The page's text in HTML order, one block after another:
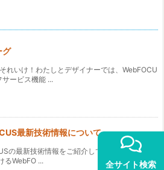
グ
れいけ！わたしとデザイナーでは、WebFOCU
サービス機能 ...
最新技術情報について
の最新技術情報をご紹介していきます。 常に
るWebFO ...
全サイト検索